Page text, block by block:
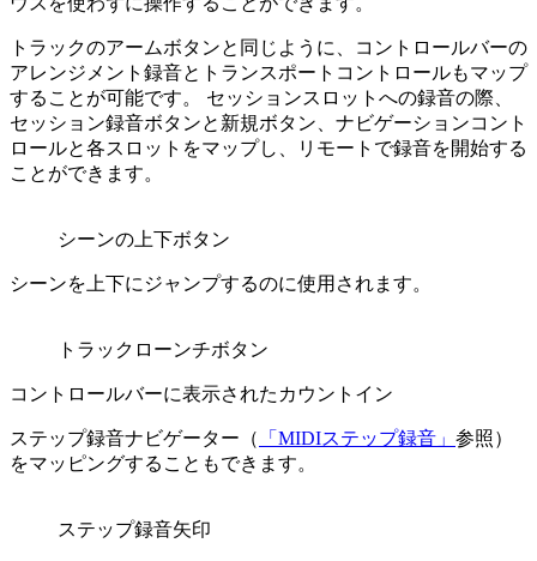
トラックのアームボタンと同じように、コントロールバーの
アレンジメント録音とトランスポートコントロールもマップ
することが可能です。 セッションスロットへの録音の際、
セッション録音ボタンと新規ボタン、ナビゲーションコント
ロールと各スロットをマップし、リモートで録音を開始する
ことができます。
シーンの上下ボタン
シーンを上下にジャンプするのに使用されます。
トラックローンチボタン
コントロールバーに表示されたカウントイン
ステップ録音ナビゲーター（ 「MIDIステップ録音」 参照）
をマッピングすることもできます。
ステップ録音矢印